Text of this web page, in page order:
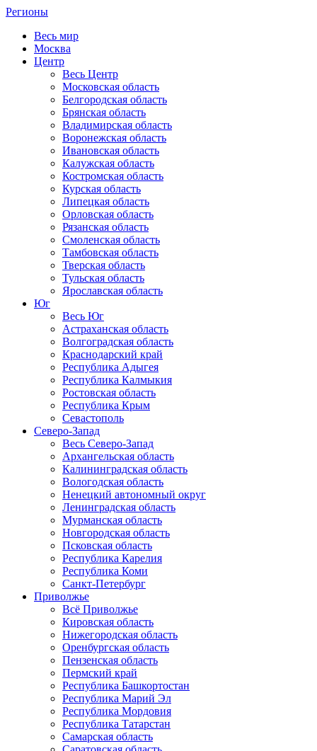
Регионы
Весь мир
Москва
Центр
Весь Центр
Московская область
Белгородская область
Брянская область
Владимирская область
Воронежская область
Ивановская область
Калужская область
Костромская область
Курская область
Липецкая область
Орловская область
Рязанская область
Смоленская область
Тамбовская область
Тверская область
Тульская область
Ярославская область
Юг
Весь Юг
Астраханская область
Волгоградская область
Краснодарский край
Республика Адыгея
Республика Калмыкия
Ростовская область
Республика Крым
Севастополь
Северо-Запад
Весь Северо-Запад
Архангельская область
Калининградская область
Вологодская область
Ненецкий автономный округ
Ленинградская область
Мурманская область
Новгородская область
Псковская область
Республика Карелия
Республика Коми
Санкт-Петербург
Приволжье
Всё Приволжье
Кировская область
Нижегородская область
Оренбургская область
Пензенская область
Пермский край
Республика Башкортостан
Республика Марий Эл
Республика Мордовия
Республика Татарстан
Самарская область